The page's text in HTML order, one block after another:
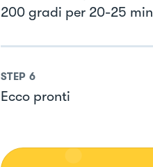
200 gradi per 20-25
STEP 6
Ecco pronti